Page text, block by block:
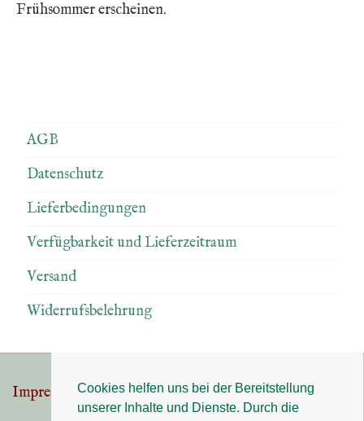
Cookies helfen uns bei der Bereitstellung
unserer Inhalte und Dienste. Durch die
Frühsommer erscheinen.
AGB
Datenschutz
Lieferbedingungen
Verfügbarkeit und Lieferzeitraum
Versand
Widerrufsbelehrung
Footer-
Impressum Datenschutz